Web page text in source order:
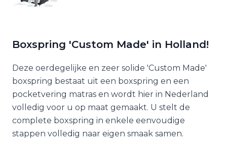
Boxspring 'Custom Made' in Holland!
Deze oerdegelijke en zeer solide 'Custom Made'
boxspring bestaat uit een boxspring en een
pocketvering matras en wordt hier in Nederland
volledig voor u op maat gemaakt. U stelt de
complete boxspring in enkele eenvoudige
stappen volledig naar eigen smaak samen.